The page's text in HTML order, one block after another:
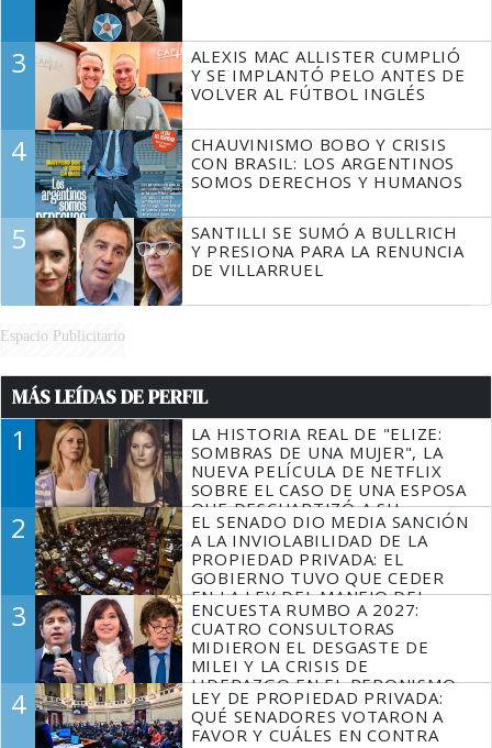
3
ALEXIS MAC ALLISTER CUMPLIÓ
Y SE IMPLANTÓ PELO ANTES DE
VOLVER AL FÚTBOL INGLÉS
4
CHAUVINISMO BOBO Y CRISIS
CON BRASIL: LOS ARGENTINOS
SOMOS DERECHOS Y HUMANOS
5
SANTILLI SE SUMÓ A BULLRICH
Y PRESIONA PARA LA RENUNCIA
DE VILLARRUEL
Espacio Publicitario
MÁS LEÍDAS DE PERFIL
1
LA HISTORIA REAL DE "ELIZE:
SOMBRAS DE UNA MUJER", LA
NUEVA PELÍCULA DE NETFLIX
SOBRE EL CASO DE UNA ESPOSA
QUE DESCUARTIZÓ A SU
MARIDO
2
EL SENADO DIO MEDIA SANCIÓN
A LA INVIOLABILIDAD DE LA
PROPIEDAD PRIVADA: EL
GOBIERNO TUVO QUE CEDER
EN LA LEY DEL MANEJO DEL
FUEGO
3
ENCUESTA RUMBO A 2027:
CUATRO CONSULTORAS
MIDIERON EL DESGASTE DE
MILEI Y LA CRISIS DE
LIDERAZGO EN EL PERONISMO
4
LEY DE PROPIEDAD PRIVADA:
QUÉ SENADORES VOTARON A
FAVOR Y CUÁLES EN CONTRA